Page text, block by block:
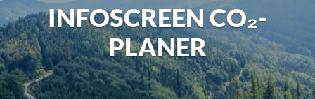
INFOSCREEN CO₂-
PLANER